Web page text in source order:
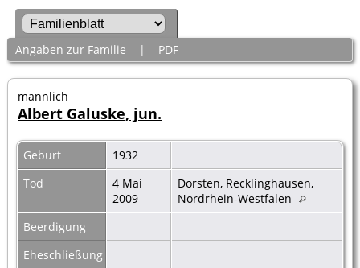
Angaben zur Familie | PDF
männlich
Albert Galuske, jun.
Geburt
1932
Tod
4 Mai
2009
Dorsten, Recklinghausen,
Nordrhein-Westfalen
Beerdigung
Eheschließung